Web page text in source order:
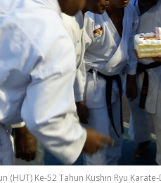
(HUT) Ke-52 Tahun Kushin Ryu